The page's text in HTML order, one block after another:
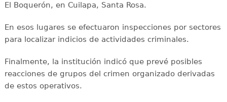
El Boquerón, en Cuilapa, Santa Rosa.
En esos lugares se efectuaron inspecciones por sectores
para localizar indicios de actividades criminales.
Finalmente, la institución indicó que prevé posibles
reacciones de grupos del crimen organizado derivadas
de estos operativos.